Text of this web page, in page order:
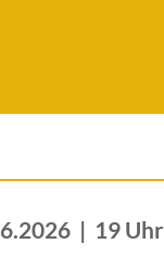
| 19 Uhr